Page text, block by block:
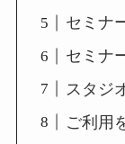
セミナ
セミナ
スタジ
ご利用